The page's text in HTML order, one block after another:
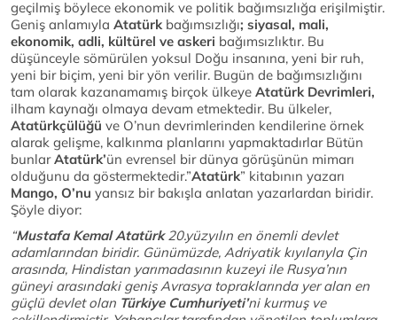
geçilmiş böylece ekonomik ve politik bağımsızlığa erişilmiştir.
Geniş anlamıyla Atatürk bağımsızlığı; siyasal, mali,
ekonomik, adli, kültürel ve askeri bağımsızlıktır. Bu
düşünceyle sömürülen yoksul Doğu insanına, yeni bir ruh,
yeni bir biçim, yeni bir yön verilir. Bugün de bağımsızlığını
tam olarak kazanamamış birçok ülkeye Atatürk Devrimleri,
ilham kaynağı olmaya devam etmektedir. Bu ülkeler,
Atatürkçülüğü ve O’nun devrimlerinden kendilerine örnek
alarak gelişme, kalkınma planlarını yapmaktadırlar Bütün
bunlarAtatürk’ün evrensel bir dünya görüşünün mimarı
olduğunu da göstermektedir.”Atatürk” kitabının yazarı
Mango, O’nu yansız bir bakışla anlatan yazarlardan biridir.
Şöyle diyor:
“Mustafa Kemal Atatürk20.yüzyılın en önemli devlet
adamlarından biridir. Günümüzde, Adriyatik kıyılarıyla Çin
arasında, Hindistan yarımadasının kuzeyi ile Rusya’nın
güneyi arasındaki geniş Avrasya topraklarında yer alan en
güçlü devlet olan Türkiye Cumhuriyeti’ni kurmuş ve